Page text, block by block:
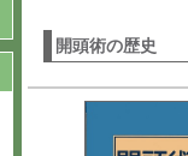
開頭術の歴史